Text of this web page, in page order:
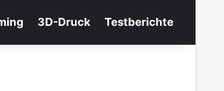
3D-Druck Testberichte